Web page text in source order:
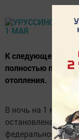
К следующему
полностью
отопления.
В ночь на 1 мая
остановлена. Это
федеральном